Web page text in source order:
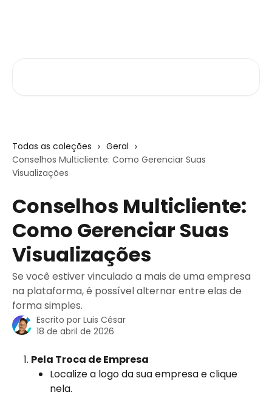
Todas as coleções
Geral
Conselhos Multicliente: Como Gerenciar Suas
Visualizações
Conselhos Multicliente:
Como Gerenciar Suas
Visualizações
Se você estiver vinculado a mais de uma empresa
na plataforma, é possível alternar entre elas de
forma simples.
Escrito por Luis César
18 de abril de 2026
Pela Troca de Empresa
Localize a logo da sua empresa e clique
nela.